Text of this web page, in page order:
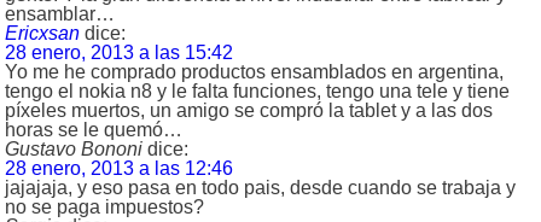
ensamblar…
Ericxsan dice:
28 enero, 2013 a las 15:42
Yo me he comprado productos ensamblados en argentina,
tengo el nokia n8 y le falta funciones, tengo una tele y tiene
píxeles muertos, un amigo se compró la tablet y a las dos
horas se le quemó…
Gustavo Bononi dice:
28 enero, 2013 a las 12:46
jajajaja, y eso pasa en todo pais, desde cuando se trabaja y
no se paga impuestos?